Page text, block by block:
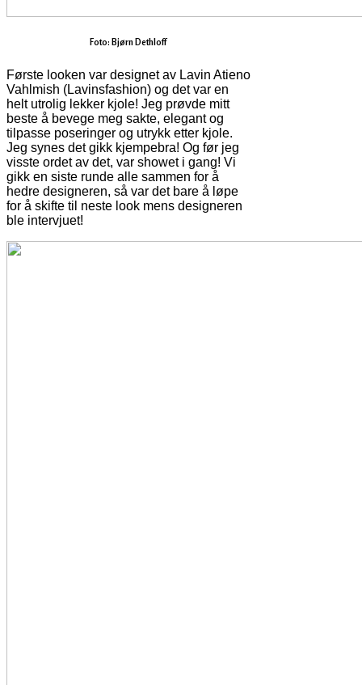
Foto: Bjørn Dethloff
Første looken var designet av Lavin Atieno
Vahlmish (Lavinsfashion) og det var en
helt utrolig lekker kjole! Jeg prøvde mitt
beste å bevege meg sakte, elegant og
tilpasse poseringer og utrykk etter kjole.
Jeg synes det gikk kjempebra! Og før jeg
visste ordet av det, var showet i gang! Vi
gikk en siste runde alle sammen for å
hedre designeren, så var det bare å løpe
for å skifte til neste look mens designeren
ble intervjuet!